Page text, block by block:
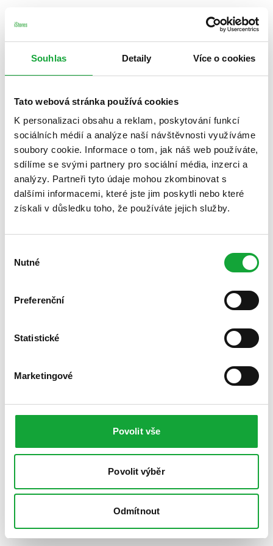
Souhlas Detaily Více o cookies
Tato webová stránka používá cookies
K personalizaci obsahu a reklam, poskytování funkcí
sociálních médií a analýze naší návštěvnosti využíváme
soubory cookie. Informace o tom, jak náš web používáte,
sdílíme se svými partnery pro sociální média, inzerci a
analýzy. Partneři tyto údaje mohou zkombinovat s
dalšími informacemi, které jste jim poskytli nebo které
získali v důsledku toho, že používáte jejich služby.
souhlasu
Nutné
Preferenční
Statistické
Marketingové
Povolit vše
Povolit výběr
Odmítnout